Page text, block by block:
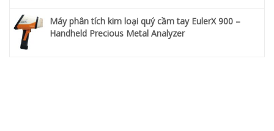
Máy phân tích kim loại quý cầm tay EulerX 900 –
Handheld Precious Metal Analyzer